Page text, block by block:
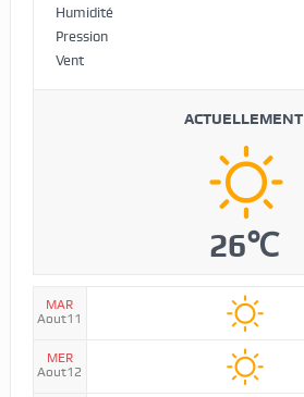
Humidité
Pression
Vent
ACTUELLEMENT
26℃
MAR
Aout11
MER
Aout12